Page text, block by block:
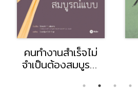
คนทำงานสำเร็จไม่
จำเป็นต้องสมบูรณ์